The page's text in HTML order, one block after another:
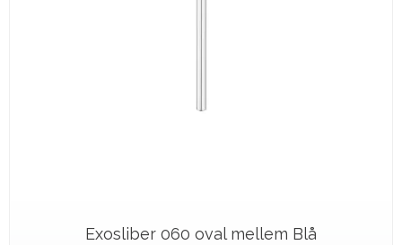
Exosliber 060 oval mellem Blå